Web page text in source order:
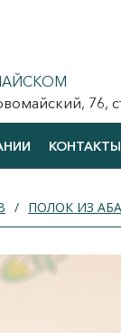
76,
КОНТАКТЫ
ПОЛОК ИЗ